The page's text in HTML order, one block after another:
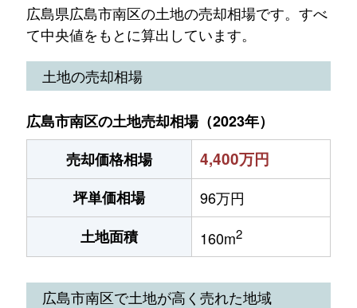
広島県広島市南区の土地の売却相場です。すべ
て中央値をもとに算出しています。
土地の売却相場
広島市南区の土地売却相場（2023年）
売却価格相場
4,400万円
坪単価相場
96万円
土地面積
160m2
広島市南区で土地が高く売れた地域